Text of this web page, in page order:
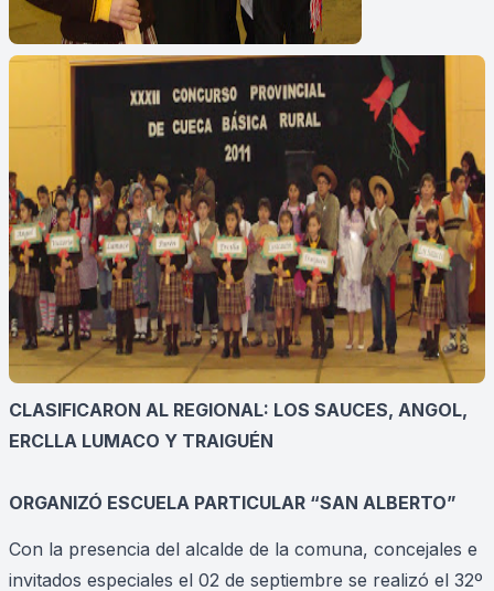
CLASIFICARON AL REGIONAL: LOS SAUCES, ANGOL,
ERCLLA LUMACO Y TRAIGUÉN
ORGANIZÓ ESCUELA PARTICULAR “SAN ALBERTO”
Con la presencia del alcalde de la comuna, concejales e
invitados especiales el 02 de septiembre se realizó el 32º